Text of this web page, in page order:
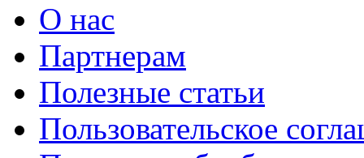
О нас
Партнерам
Полезные статьи
Пользовательское